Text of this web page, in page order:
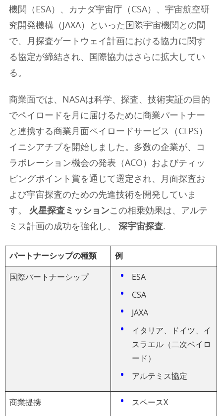
機関（ESA）、カナダ宇宙庁（CSA）、宇宙航空研
究開発機構（JAXA）といった国際宇宙機関との間
で、月探査ゲートウェイ計画における協力に関す
る協定が締結され、国際協力はさらに拡大してい
る。
商業面では、NASAは科学、探査、技術実証の目的
でペイロードを月に届けるために商業パートナー
と連携する商業月面ペイロードサービス（CLPS）
イニシアチブを開始しました。多数の企業が、コ
ラボレーション機会の発表（ACO）およびティッ
ピングポイント賞を通じて選定され、月面探査お
よび宇宙探査のための先進技術を開発していま
す。
火星探査ミッションこの相乗効果は、アルテ
ミス計画の成功を強化し、 深宇宙探査.
パートナーシップの種類 例
国際パートナーシップ ESA
CSA
JAXA
イタリア、ドイツ、イ
スラエル（二次ペイロ
ード）
アルテミス協定
商業提携 スペースX